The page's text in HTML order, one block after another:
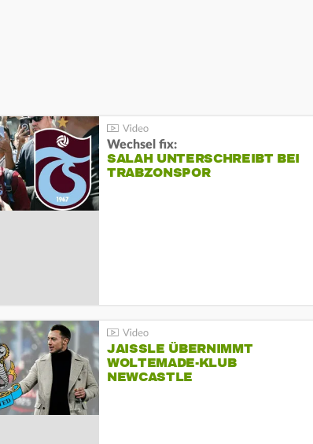
Wechsel fix:
SALAH UNTERSCHREIBT BEI
TRABZONSPOR
JAISSLE ÜBERNIMMT
WOLTEMADE-KLUB
NEWCASTLE